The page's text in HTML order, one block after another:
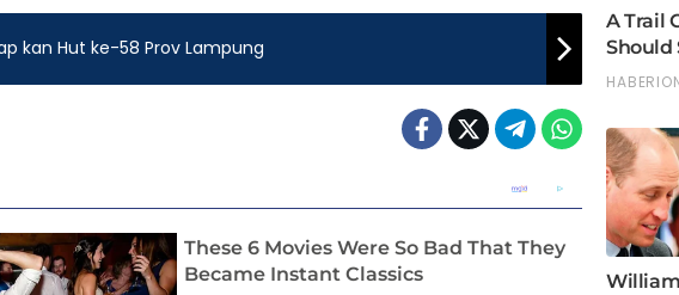
kan Hut ke-58 Prov Lampung